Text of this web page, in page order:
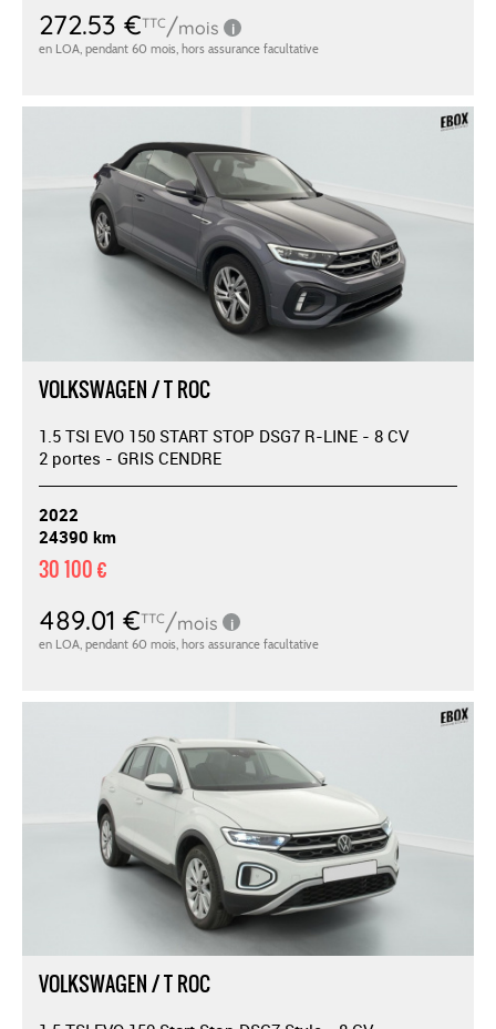
VOLKSWAGEN / T ROC
1.5 TSI EVO 150 START STOP DSG7 R-LINE - 8 CV
2 portes - GRIS CENDRE
2022
24390 km
30 100 €
VOLKSWAGEN / T ROC